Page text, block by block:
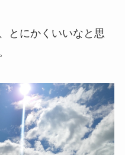
とにかくいいなと思